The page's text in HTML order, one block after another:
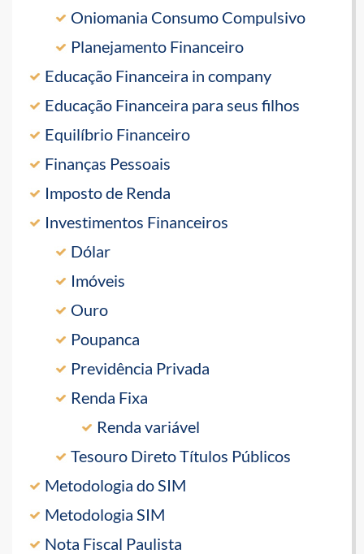
Oniomania Consumo Compulsivo
Planejamento Financeiro
Educação Financeira in company
Educação Financeira para seus filhos
Equilíbrio Financeiro
Finanças Pessoais
Imposto de Renda
Investimentos Financeiros
Dólar
Imóveis
Ouro
Poupanca
Previdência Privada
Renda Fixa
Renda variável
Tesouro Direto Títulos Públicos
Metodologia do SIM
Metodologia SIM
Nota Fiscal Paulista